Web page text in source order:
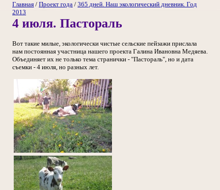
Главная / Проект года / 365 дней. Наш экологический дневник. Год
2013
4 июля. Пастораль
Вот такие милые, экологически чистые сельские пейзажи прислала
нам постоянная участница нашего проекта Галина Ивановна Медяева.
Объединяет их не только тема странички - "Пастораль", но и дата
съемки - 4 июля, но разных лет.